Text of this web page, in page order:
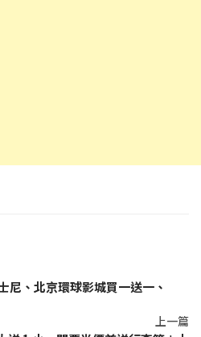
尼、北京環球影城買一送一、
上一篇